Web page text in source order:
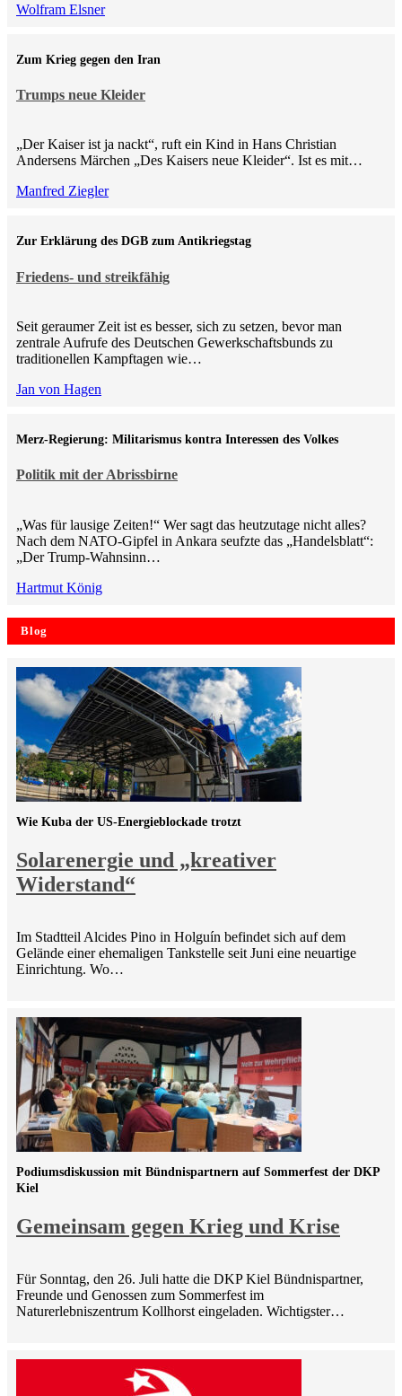
Wolfram Elsner
Trumps neue Kleider
Zum Krieg gegen den Iran
„Der Kaiser ist ja nackt“, ruft ein Kind in Hans Christian
Andersens Märchen „Des Kaisers neue Kleider“. Ist es mit…
Manfred Ziegler
Friedens- und streikfähig
Zur Erklärung des DGB zum Antikriegstag
Seit geraumer Zeit ist es besser, sich zu setzen, bevor man
zentrale Aufrufe des Deutschen Gewerkschaftsbunds zu
traditionellen Kampftagen wie…
Jan von Hagen
Politik mit der Abrissbirne
Merz-Regierung: Militarismus kontra Inte­ressen des Volkes
„Was für lausige Zeiten!“ Wer sagt das heutzutage nicht alles?
Nach dem NATO-Gipfel in Ankara seufzte das „Handelsblatt“:
„Der Trump-Wahnsinn…
Hartmut König
Blog
Solarenergie und „kreativer
Widerstand“
Wie Kuba der US-Energieblockade trotzt
Im Stadtteil Alcides Pino in Holguín befindet sich auf dem
Gelände einer ehemaligen Tankstelle seit Juni eine neuartige
Einrichtung. Wo…
Gemeinsam gegen Krieg und Krise
Podiumsdiskussion mit Bündnispartnern auf Sommerfest der DKP
Kiel
Für Sonntag, den 26. Juli hatte die DKP Kiel Bündnispartner,
Freunde und Genossen zum Sommerfest im
Naturerlebniszentrum Kollhorst eingeladen. Wichtigster…